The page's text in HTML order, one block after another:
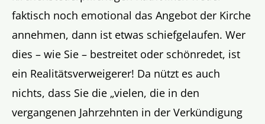
faktisch noch emotional das Angebot der Kirche
annehmen, dann ist etwas schiefgelaufen. Wer
dies – wie Sie – bestreitet oder schönredet, ist
ein Realitätsverweigerer! Da nützt es auch
nichts, dass Sie die „vielen, die in den
vergangenen Jahrzehnten in der Verkündigung